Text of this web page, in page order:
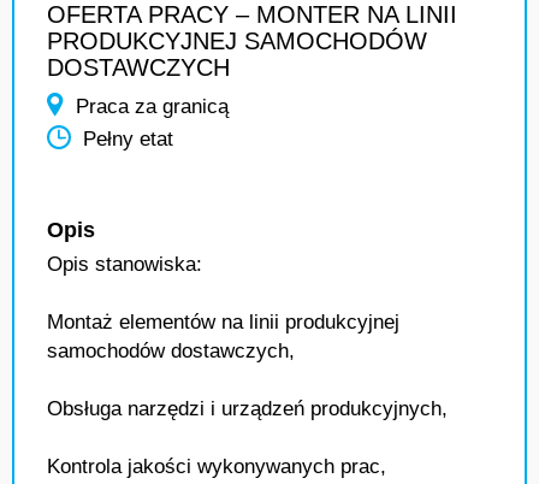
OFERTA PRACY – MONTER NA LINII
PRODUKCYJNEJ SAMOCHODÓW
DOSTAWCZYCH
Praca za granicą
Pełny etat
Opis
Opis stanowiska:
Montaż elementów na linii produkcyjnej
samochodów dostawczych,
Obsługa narzędzi i urządzeń produkcyjnych,
Kontrola jakości wykonywanych prac,